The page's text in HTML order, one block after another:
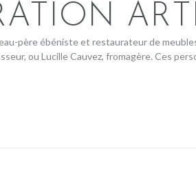
père ébéniste et restaurateur de
ou Lucille Cauvez, fromagère. Ces